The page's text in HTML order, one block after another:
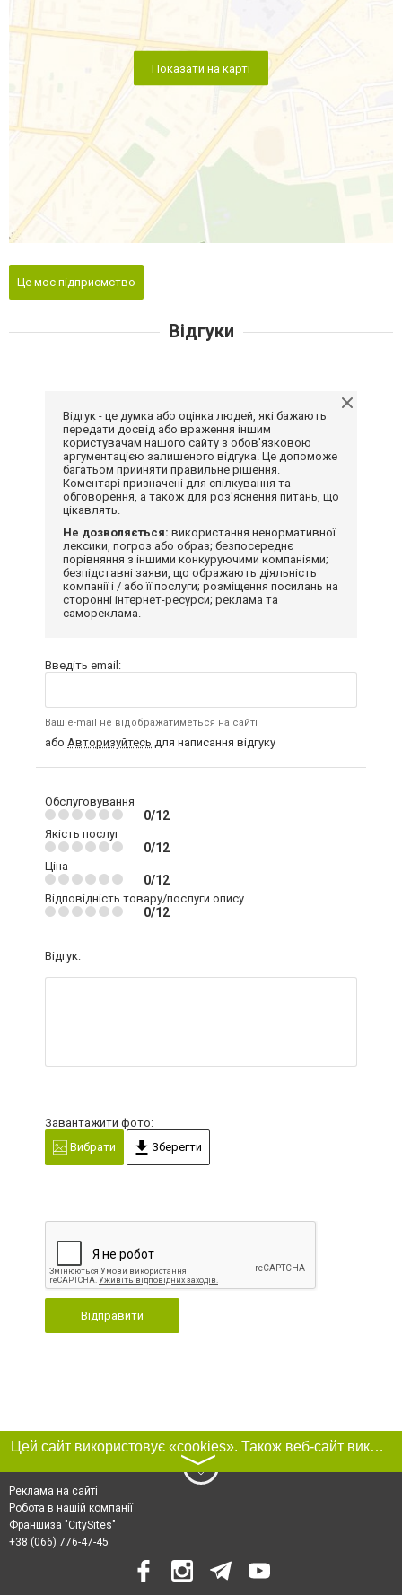
Показати на карті
Це моє підприємство
Відгуки
Відгук - це думка або оцінка людей, які бажають
передати досвід або враження іншим
користувачам нашого сайту з обов'язковою
аргументацією залишеного відгука. Це допоможе
багатьом прийняти правильне рішення.
Коментарі призначені для спілкування та
обговорення, а також для роз'яснення питань, що
цікавлять.
Не дозволяється: використання ненормативної
лексики, погроз або образ; безпосереднє
порівняння з іншими конкуруючими компаніями;
безпідставні заяви, що ображають діяльність
компанії і / або її послуги; розміщення посилань на
сторонні інтернет-ресурси; реклама та
самореклама.
Введіть email:
Ваш e-mail не відображатиметься на сайті
або Авторизуйтесь для написання відгуку
Обслуговування
0/12
Якість послуг
0/12
Ціна
0/12
Відповідність товару/послуги опису
0/12
Відгук:
Завантажити фото:
Вибрати
Зберегти
Відправити
Цей сайт використовує «cookies». Також веб-сайт використовує інтернет-сервіс для збору технічних даних стосовно відвідувачів з метою отримання маркетингової та статистичної інформації. Умови обробки даних відвідувачів сайту див.
〉
Реклама на сайті
Робота в нашій компанії
Франшиза "CitySites"
+38 (066) 776-47-45